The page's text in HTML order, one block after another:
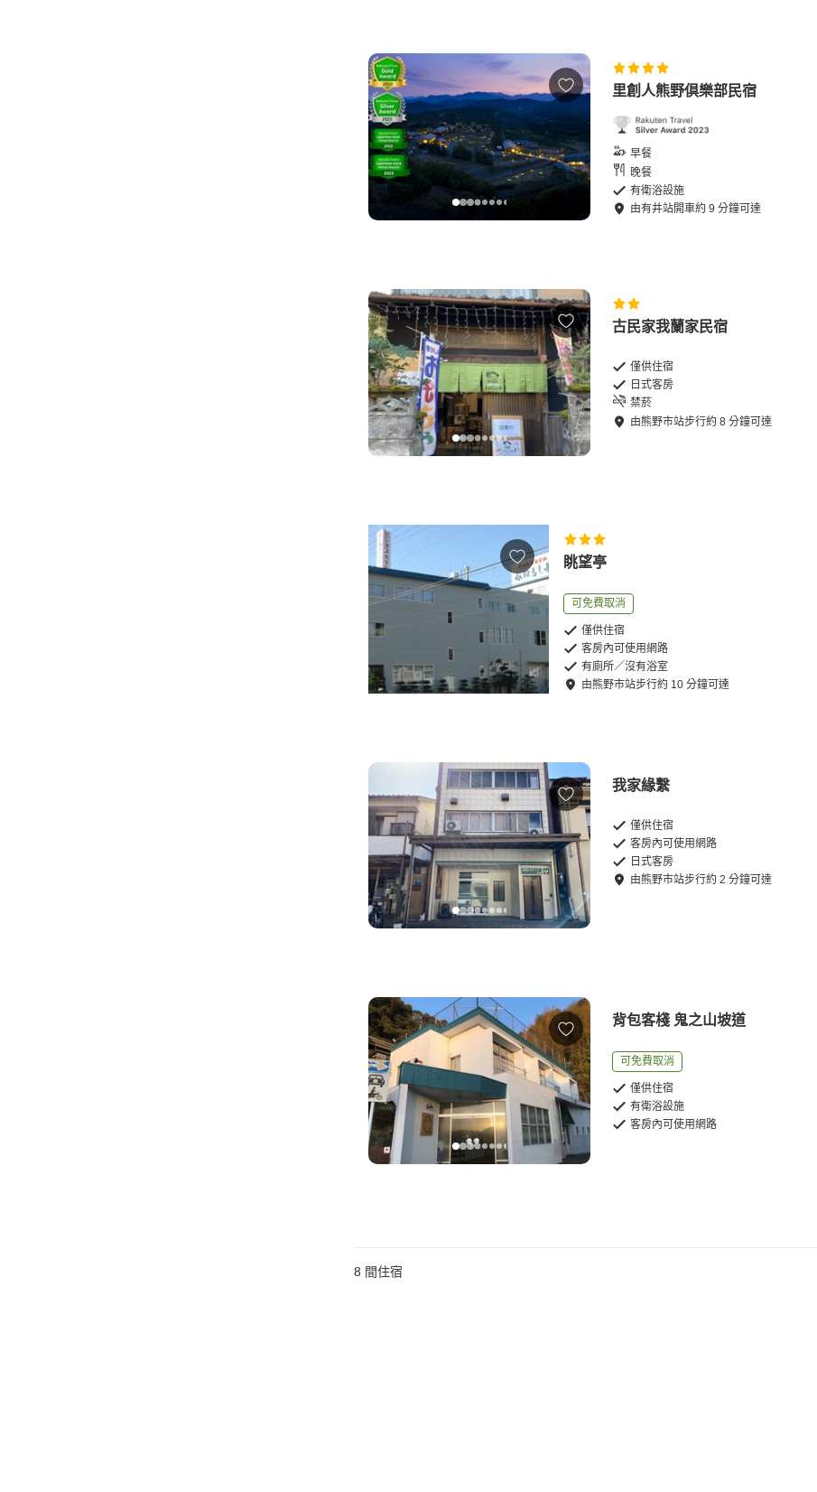
里創人熊野倶樂部民宿
早餐
晚餐
有衛浴設施
由有井站開車約9 分鐘可達
古民家我蘭家民宿
僅供住宿
日式客房
禁菸
由熊野市站步行約8 分鐘可達
眺望亭
可免費取消
僅供住宿
客房內可使用網路
有廁所／沒有浴室
由熊野市站步行約 10 分鐘可達
我家緣繫
僅供住宿
客房內可使用網路
日式客房
由熊野市站步行約2 分鐘可達
背包客棧 鬼之山坡道
可免費取消
僅供住宿
有衛浴設施
客房內可使用網路
8 間住宿